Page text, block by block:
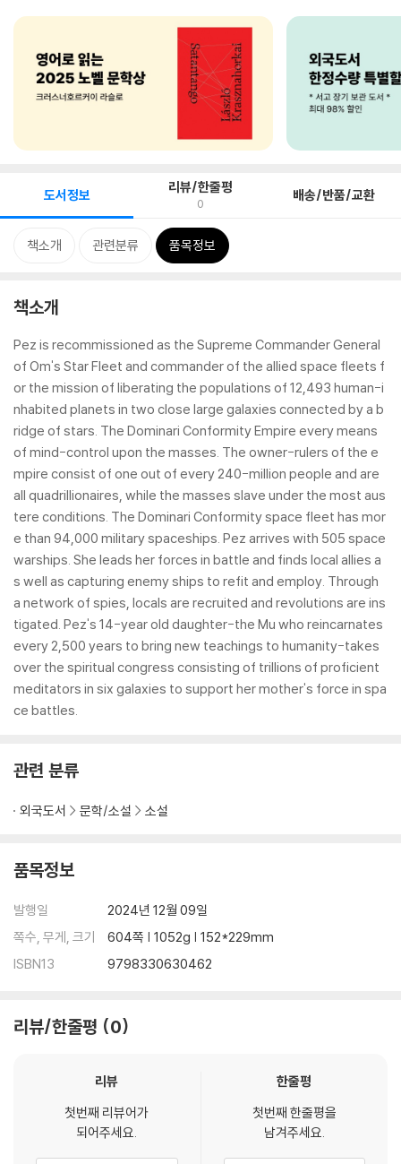
도서정보 리뷰/한줄평
0 배송/반품/교환
책소개 관련분류 품목정보
책소개
Pez is recommissioned as the Supreme Commander General
of Om's Star Fleet and commander of the allied space fleets f
or the mission of liberating the populations of 12,493 human-i
nhabited planets in two close large galaxies connected by a b
ridge of stars. The Dominari Conformity Empire every means
of mind-control upon the masses. The owner-rulers of the e
mpire consist of one out of every 240-million people and are
all quadrillionaires, while the masses slave under the most aus
tere conditions. The Dominari Conformity space fleet has mor
e than 94,000 military spaceships. Pez arrives with 505 space
warships. She leads her forces in battle and finds local allies a
s well as capturing enemy ships to refit and employ. Through
a network of spies, locals are recruited and revolutions are ins
tigated. Pez's 14-year old daughter-the Mu who reincarnates
every 2,500 years to bring new teachings to humanity-takes
over the spiritual congress consisting of trillions of proficient
meditators in six galaxies to support her mother's force in spa
ce battles.
관련 분류
외국도서 문학/소설 소설
품목정보
발행일
2024년 12월 09일
쪽수, 무게, 크기
604쪽 | 1052g | 152*229mm
ISBN13
9798330630462
리뷰/한줄평 0
리뷰
첫번째 리뷰어가
되어주세요.
한줄평
첫번째 한줄평을
남겨주세요.